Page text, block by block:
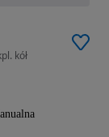
kół